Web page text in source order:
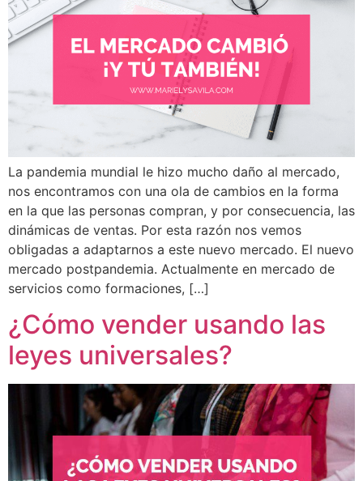
La pandemia mundial le hizo mucho daño al mercado,
nos encontramos con una ola de cambios en la forma
en la que las personas compran, y por consecuencia, las
dinámicas de ventas. Por esta razón nos vemos
obligadas a adaptarnos a este nuevo mercado. El nuevo
mercado postpandemia. Actualmente en mercado de
servicios como formaciones, […]
¿Cómo vender usando las
leyes universales?